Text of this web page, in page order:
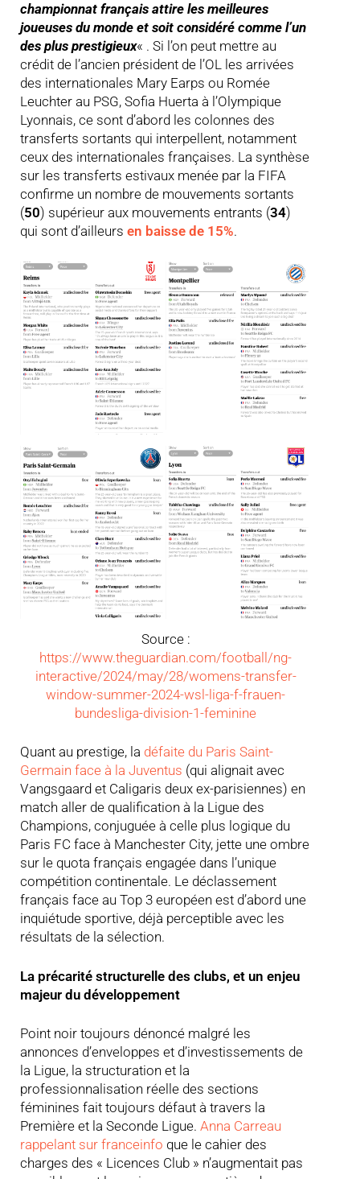
championnat français attire les meilleures
joueuses du monde et soit considéré comme l’un
des plus prestigieux« . Si l’on peut mettre au
crédit de l’ancien président de l’OL les arrivées
des internationales Mary Earps ou Romée
Leuchter au PSG, Sofia Huerta à l’Olympique
Lyonnais, ce sont d’abord les colonnes des
transferts sortants qui interpellent, notamment
ceux des internationales françaises. La synthèse
sur les transferts estivaux menée par la FIFA
confirme un nombre de mouvements sortants
(50) supérieur aux mouvements entrants (34)
qui sont d’ailleurs en baisse de 15%.
Source :
https://www.theguardian.com/football/ng-
interactive/2024/may/28/womens-transfer-
window-summer-2024-wsl-liga-f-frauen-
bundesliga-division-1-feminine
Quant au prestige, la défaite du Paris Saint-
Germain face à la Juventus (qui alignait avec
Vangsgaard et Caligaris deux ex-parisiennes) en
match aller de qualification à la Ligue des
Champions, conjuguée à celle plus logique du
Paris FC face à Manchester City, jette une ombre
sur le quota français engagée dans l’unique
compétition continentale. Le déclassement
français face au Top 3 européen est d’abord une
inquiétude sportive, déjà perceptible avec les
résultats de la sélection.
La précarité structurelle des clubs, et un enjeu
majeur du développement
Point noir toujours dénoncé malgré les
annonces d’enveloppes et d’investissements de
la Ligue, la structuration et la
professionnalisation réelle des sections
féminines fait toujours défaut à travers la
Première et la Seconde Ligue. Anna Carreau
rappelant sur franceinfo que le cahier des
charges des « Licences Club » n’augmentait pas